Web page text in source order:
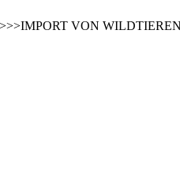
>>>IMPORT VON